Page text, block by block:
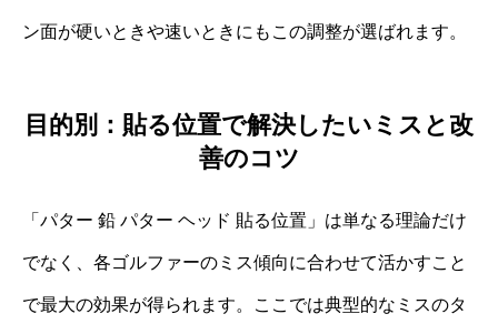
ン面が硬いときや速いときにもこの調整が選ばれます。
目的別：貼る位置で解決したいミスと改
善のコツ
「パター 鉛 パター ヘッド 貼る位置」は単なる理論だけ
でなく、各ゴルファーのミス傾向に合わせて活かすこと
で最大の効果が得られます。ここでは典型的なミスのタ